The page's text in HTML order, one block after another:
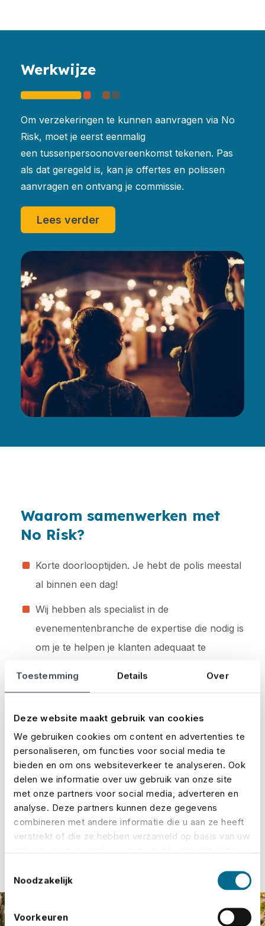
Toestemming Details Over
Deze website maakt gebruik van cookies
We gebruiken cookies om content en advertenties te
personaliseren, om functies voor social media te
bieden en om ons websiteverkeer te analyseren. Ook
delen we informatie over uw gebruik van onze site
met onze partners voor social media, adverteren en
analyse. Deze partners kunnen deze gegevens
combineren met andere informatie die u aan ze heeft
verstrekt of die ze hebben verzameld op basis van uw
Noodzakelijk
Voorkeuren
Werkwijze
Om verzekeringen te kunnen aanvragen via No
Risk, moet je eerst eenmalig
een tussenpersoonovereenkomst tekenen. Pas
als dat geregeld is, kan je offertes en polissen
aanvragen en ontvang je commissie.
Lees verder
Waarom samenwerken met
No Risk?
Korte doorlooptijden. Je hebt de polis meestal
al binnen een dag!
Wij hebben als specialist in de
evenementenbranche de expertise die nodig is
om je te helpen je klanten adequaat te
Gunstige voorwaarden.
Makkelijk en snel online premies berekenen,
offertes opvragen en verzekeringen afsluiten.
We zijn altijd bereikbaar als je hulp of advies
nodig hebt.
Meer over No Risk